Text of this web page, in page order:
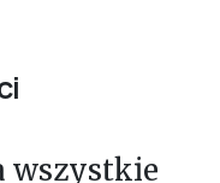
wszystkie